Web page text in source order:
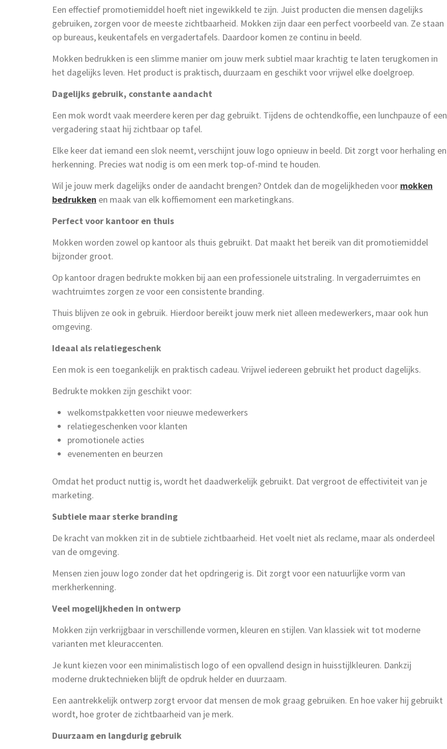
Een effectief promotiemiddel hoeft niet ingewikkeld te zijn. Juist producten die mensen dagelijks
gebruiken, zorgen voor de meeste zichtbaarheid. Mokken zijn daar een perfect voorbeeld van. Ze staan
op bureaus, keukentafels en vergadertafels. Daardoor komen ze continu in beeld.
Mokken bedrukken is een slimme manier om jouw merk subtiel maar krachtig te laten terugkomen in
het dagelijks leven. Het product is praktisch, duurzaam en geschikt voor vrijwel elke doelgroep.
Dagelijks gebruik, constante aandacht
Een mok wordt vaak meerdere keren per dag gebruikt. Tijdens de ochtendkoffie, een lunchpauze of een
vergadering staat hij zichtbaar op tafel.
Elke keer dat iemand een slok neemt, verschijnt jouw logo opnieuw in beeld. Dit zorgt voor herhaling en
herkenning. Precies wat nodig is om een merk top-of-mind te houden.
Wil je jouw merk dagelijks onder de aandacht brengen? Ontdek dan de mogelijkheden voor mokken
bedrukken en maak van elk koffiemoment een marketingkans.
Perfect voor kantoor en thuis
Mokken worden zowel op kantoor als thuis gebruikt. Dat maakt het bereik van dit promotiemiddel
bijzonder groot.
Op kantoor dragen bedrukte mokken bij aan een professionele uitstraling. In vergaderruimtes en
wachtruimtes zorgen ze voor een consistente branding.
Thuis blijven ze ook in gebruik. Hierdoor bereikt jouw merk niet alleen medewerkers, maar ook hun
omgeving.
Ideaal als relatiegeschenk
Een mok is een toegankelijk en praktisch cadeau. Vrijwel iedereen gebruikt het product dagelijks.
Bedrukte mokken zijn geschikt voor:
welkomstpakketten voor nieuwe medewerkers
relatiegeschenken voor klanten
promotionele acties
evenementen en beurzen
Omdat het product nuttig is, wordt het daadwerkelijk gebruikt. Dat vergroot de effectiviteit van je
marketing.
Subtiele maar sterke branding
De kracht van mokken zit in de subtiele zichtbaarheid. Het voelt niet als reclame, maar als onderdeel
van de omgeving.
Mensen zien jouw logo zonder dat het opdringerig is. Dit zorgt voor een natuurlijke vorm van
merkherkenning.
Veel mogelijkheden in ontwerp
Mokken zijn verkrijgbaar in verschillende vormen, kleuren en stijlen. Van klassiek wit tot moderne
varianten met kleuraccenten.
Je kunt kiezen voor een minimalistisch logo of een opvallend design in huisstijlkleuren. Dankzij
moderne druktechnieken blijft de opdruk helder en duurzaam.
Een aantrekkelijk ontwerp zorgt ervoor dat mensen de mok graag gebruiken. En hoe vaker hij gebruikt
wordt, hoe groter de zichtbaarheid van je merk.
Duurzaam en langdurig gebruik